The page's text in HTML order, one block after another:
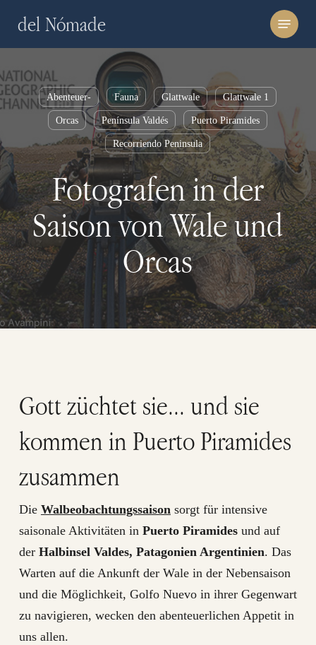
del Nómade Menu
Abenteuer- Fauna Glattwale Glattwale 1
Orcas Península Valdés Puerto Piramides
Recorriendo Peninsula
Fotografen in der
Saison von Wale und
Orcas
Gott züchtet sie... und sie
kommen in Puerto Piramides
zusammen
Die Walbeobachtungssaisonsorgt für intensive
saisonale Aktivitäten in Puerto Piramidesund auf
der Halbinsel Valdes, Patagonien Argentinien. Das
Warten auf die Ankunft der Wale in der Nebensaison
und die Möglichkeit, Golfo Nuevo in ihrer Gegenwart
zu navigieren, wecken den abenteuerlichen Appetit in
uns allen.